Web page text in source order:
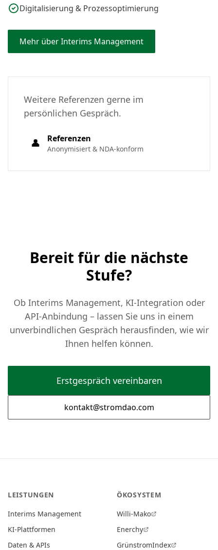
Digitalisierung & Prozessoptimierung
Mehr über Interims Management
Weitere Referenzen gerne im
persönlichen Gespräch.
👤 Referenzen
Anonymisiert & NDA-konform
Bereit für die nächste
Stufe?
Ob Interims Management, KI-Integration oder
API-Anbindung – lassen Sie uns in einem
unverbindlichen Gespräch herausfinden, wie wir
Ihnen helfen können.
Erstgespräch vereinbaren
kontakt@stromdao.com
LEISTUNGEN
Interims Management
KI-Plattformen
Daten & APIs
ÖKOSYSTEM
Willi-Mako
Enerchy
GrünstromIndex